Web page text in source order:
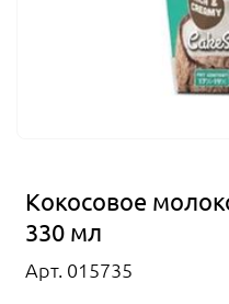
Кокосовое
330 мл
Арт. 015735